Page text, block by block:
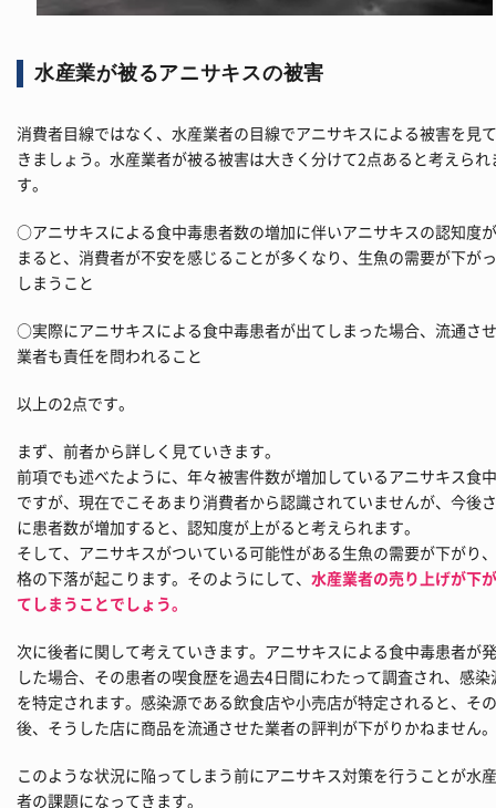
水産業が被るアニサキスの被害
消費者目線ではなく、水産業者の目線でアニサキスによる被害を見
きましょう。水産業者が被る被害は大きく分けて2点あると考えられ
す。
○アニサキスによる食中毒患者数の増加に伴いアニサキスの認知度
まると、消費者が不安を感じることが多くなり、生魚の需要が下が
しまうこと
○実際にアニサキスによる食中毒患者が出てしまった場合、流通さ
業者も責任を問われること
以上の2点です。
まず、前者から詳しく見ていきます。
前項でも述べたように、年々被害件数が増加しているアニサキス食
ですが、現在でこそあまり消費者から認識されていませんが、今後
に患者数が増加すると、認知度が上がると考えられます。
そして、アニサキスがついている可能性がある生魚の需要が下がり
格の下落が起こります。そのようにして、 水産業者の売り上げが下
てしまうことでしょう。
次に後者に関して考えていきます。アニサキスによる食中毒患者が
した場合、その患者の喫食歴を過去4日間にわたって調査され、感染
を特定されます。感染源である飲食店や小売店が特定されると、その
後、そうした店に商品を流通させた業者の評判が下がりかねません。
このような状況に陥ってしまう前にアニサキス対策を行うことが水
者の課題になってきます。